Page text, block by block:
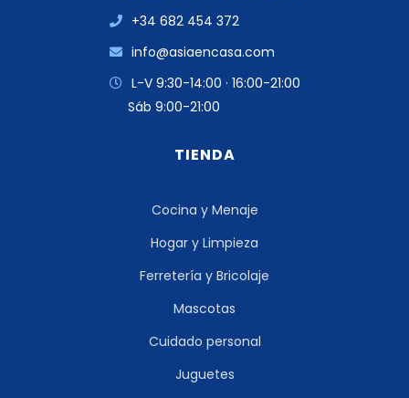
+34 682 454 372
info@asiaencasa.com
L-V 9:30-14:00 · 16:00-21:00
Sáb 9:00-21:00
TIENDA
Cocina y Menaje
Hogar y Limpieza
Ferretería y Bricolaje
Mascotas
Cuidado personal
Juguetes